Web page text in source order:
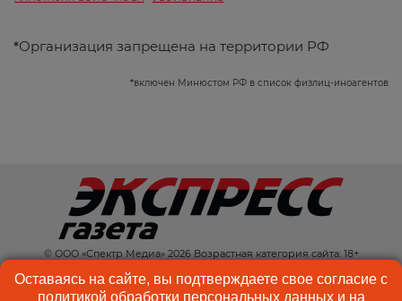
*Организация запрещена на территории РФ
*включен Минюстом РФ в список физлиц-иноагентов
© ООО «Спектр Медиа» 2026 Возрастная категория сайта: 18+
КОНТАКТЫ
РЕКЛАМА
Оставаясь на сайте, вы подтверждаете свое согласие с
политикой обработки персональных данныхи на